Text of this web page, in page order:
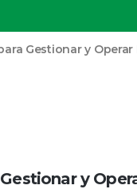
Gestionar y
y